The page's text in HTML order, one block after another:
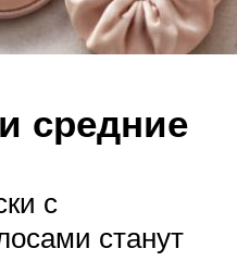
средние
с
станут